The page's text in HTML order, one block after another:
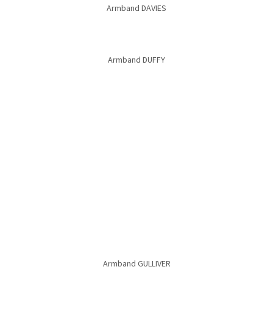
Armband DAVIES
Armband DUFFY
Armband HAPPY Weißgold